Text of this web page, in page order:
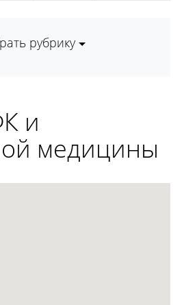
рубрику
и
медицины